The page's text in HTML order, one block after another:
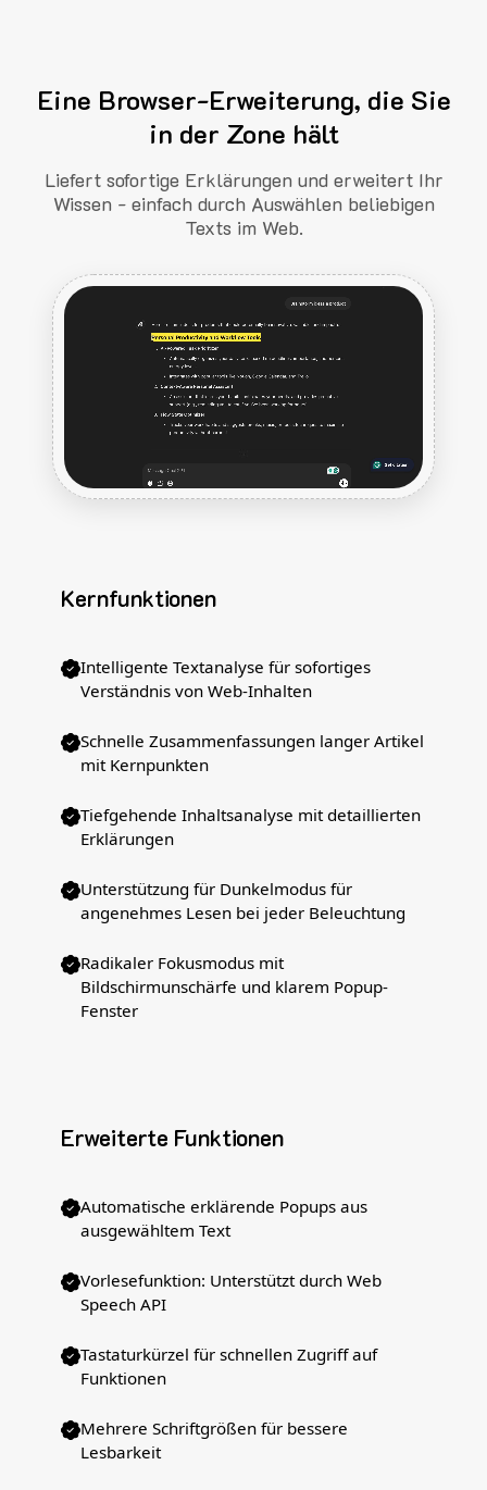
Eine Browser-Erweiterung, die Sie
in der Zone hält
Liefert sofortige Erklärungen und erweitert Ihr
Wissen - einfach durch Auswählen beliebigen
Texts im Web.
Kernfunktionen
Intelligente Textanalyse für sofortiges
Verständnis von Web-Inhalten
Schnelle Zusammenfassungen langer Artikel
mit Kernpunkten
Tiefgehende Inhaltsanalyse mit detaillierten
Erklärungen
Unterstützung für Dunkelmodus für
angenehmes Lesen bei jeder Beleuchtung
Radikaler Fokusmodus mit
Bildschirmunschärfe und klarem Popup-
Fenster
Erweiterte Funktionen
Automatische erklärende Popups aus
ausgewähltem Text
Vorlesefunktion: Unterstützt durch Web
Speech API
Tastaturkürzel für schnellen Zugriff auf
Funktionen
Mehrere Schriftgrößen für bessere
Lesbarkeit